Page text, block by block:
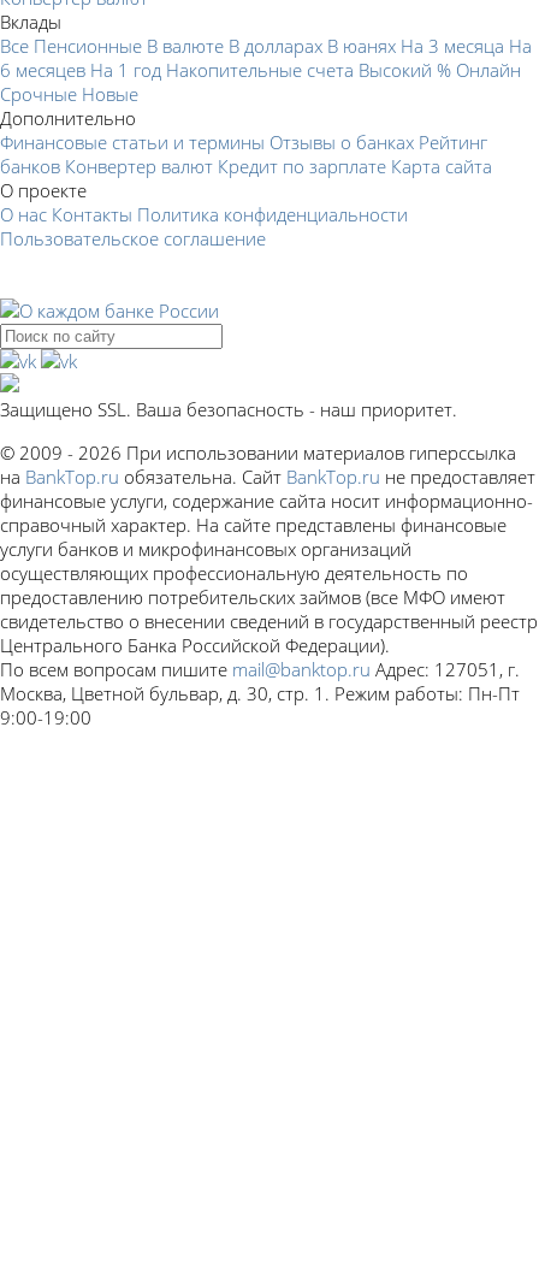
Вклады
Все Пенсионные В валюте В долларах В юанях На 3 месяца На
6 месяцев На 1 год Накопительные счета Высокий % Онлайн
Срочные Новые
Дополнительно
Финансовые статьи и термины Отзывы о банках Рейтинг
банков Конвертер валют Кредит по зарплате Карта сайта
О проекте
О нас Контакты Политика конфиденциальности
Пользовательское соглашение
Защищено SSL. Ваша безопасность - наш приоритет.
© 2009 - 2026 При использовании материалов гиперссылка
на BankTop.ru обязательна. Сайт BankTop.ru не предоставляет
финансовые услуги, содержание сайта носит информационно-
справочный характер. На сайте представлены финансовые
услуги банков и микрофинансовых организаций
осуществляющих профессиональную деятельность по
предоставлению потребительских займов (все МФО имеют
свидетельство о внесении сведений в государственный реестр
Центрального Банка Российской Федерации).
По всем вопросам пишите mail@banktop.ru Адрес: 127051, г.
Москва, Цветной бульвар, д. 30, стр. 1. Режим работы: Пн-Пт
9:00-19:00